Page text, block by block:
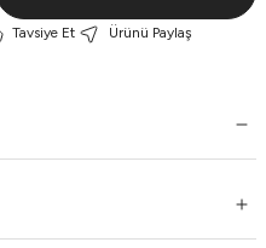
Tavsiye Et
Ürünü Paylaş